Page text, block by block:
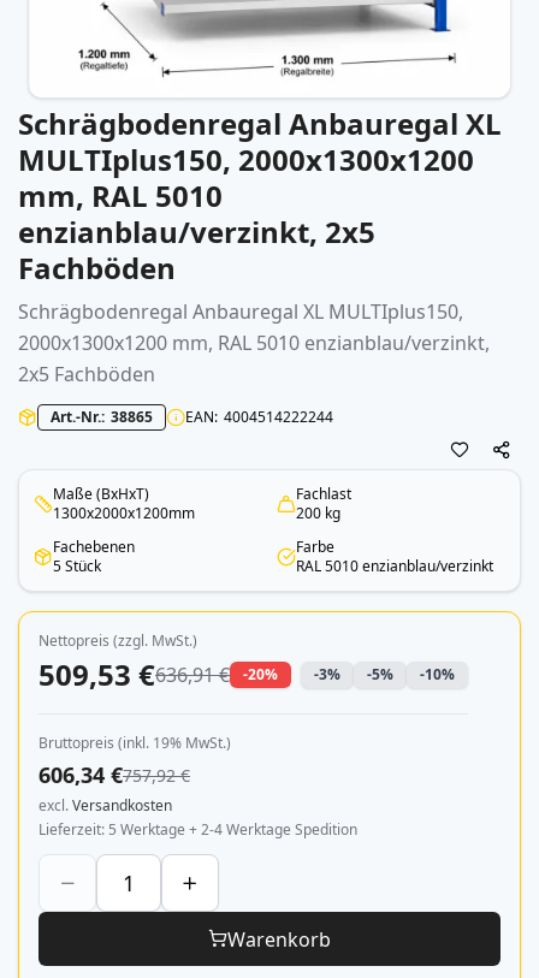
Zum
Anfang
der
Bildergalerie
springen
Schrägbodenregal Anbauregal XL
MULTIplus150, 2000x1300x1200
mm, RAL 5010
enzianblau/verzinkt, 2x5
Fachböden
Schrägbodenregal Anbauregal XL MULTIplus150,
2000x1300x1200 mm, RAL 5010 enzianblau/verzinkt,
2x5 Fachböden
Art.-Nr. 38865 EAN 4004514222244
Maße (BxHxT)
1300x2000x1200mm
Fachlast
200 kg
Fachebenen
5 Stück
Farbe
RAL 5010 enzianblau/verzinkt
Nettopreis (zzgl. MwSt.)
509,53 €636,91 € -20% -3% -5% -10%
Bruttopreis (inkl. 19% MwSt.)
606,34 €757,92 €
excl.Versandkosten
Lieferzeit 5 Werktage + 2-4 Werktage Spedition
Warenkorb